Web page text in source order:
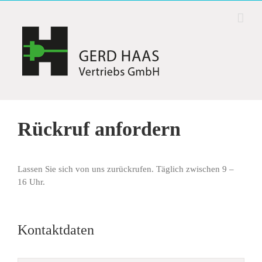
Rückruf anfordern
Lassen Sie sich von uns zurückrufen. Täglich zwischen 9 –
16 Uhr.
Kontaktdaten